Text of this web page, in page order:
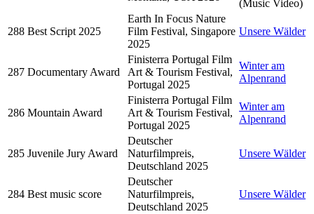
(Music Video)
288 Best Script 2025
Earth In Focus Nature
Film Festival, Singapore
2025
Unsere Wälder
287 Documentary Award
Finisterra Portugal Film
Art & Tourism Festival,
Portugal 2025
Winter am
Alpenrand
286 Mountain Award
Finisterra Portugal Film
Art & Tourism Festival,
Portugal 2025
Winter am
Alpenrand
285 Juvenile Jury Award
Deutscher
Naturfilmpreis,
Deutschland 2025
Unsere Wälder
284 Best music score
Deutscher
Naturfilmpreis,
Deutschland 2025
Unsere Wälder